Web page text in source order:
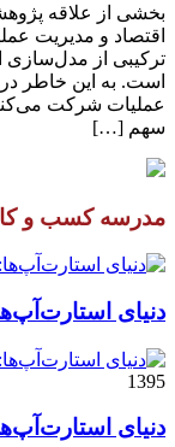
بخشی از علاقه
اقتصاد و مدیریت
ترکیبی از مدل‌سازی
است. به این خاطر
عملیات شرکت
سهم […]
مدرسه کسب و
دنیای
1395
دنیای